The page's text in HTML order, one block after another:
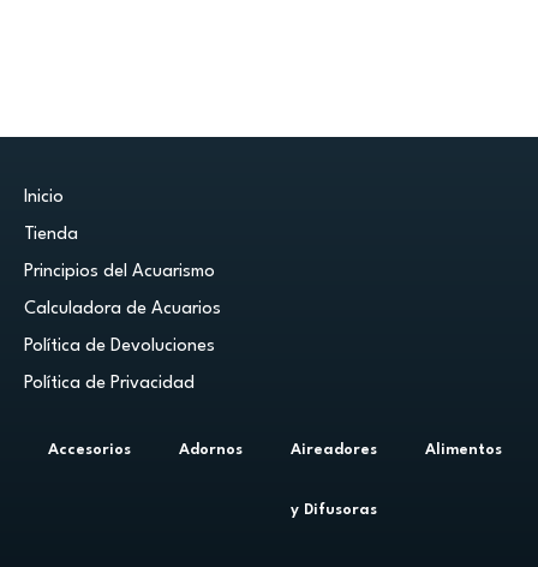
Inicio
Tienda
Principios del Acuarismo
Calculadora de Acuarios
Política de Devoluciones
Política de Privacidad
Accesorios Adornos Aireadores
y Difusoras
Alimentos